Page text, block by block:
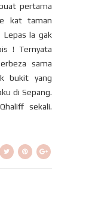
pertama
kat taman
la gak
! Ternyata
sama
bukit yang
di Sepang.
sekali.